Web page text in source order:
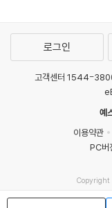
로그인
고객센터 1544-
예
이용약관
PC버
Copyright